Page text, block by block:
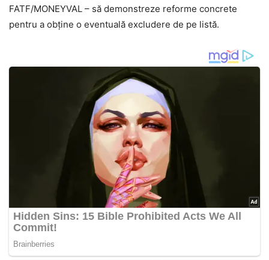
FATF/MONEYVAL – să demonstreze reforme concrete
pentru a obține o eventuală excludere de pe listă.